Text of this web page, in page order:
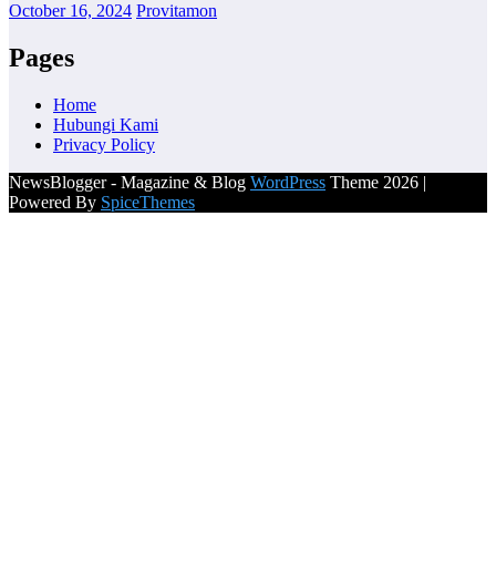
October 16, 2024 Provitamon
Pages
Home
Hubungi Kami
Privacy Policy
NewsBlogger - Magazine & Blog WordPress Theme 2026 |
Powered By SpiceThemes